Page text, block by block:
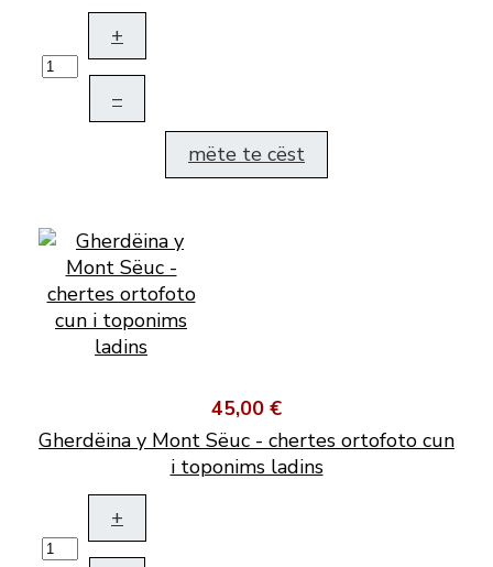
+
–
mëte te cëst
45,00 €
Gherdëina y Mont Sëuc - chertes ortofoto cun
i toponims ladins
+